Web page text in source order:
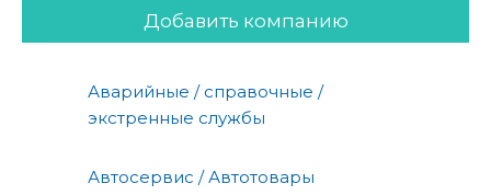
Добавить компанию
Аварийные / справочные /
экстренные службы
Автосервис / Автотовары